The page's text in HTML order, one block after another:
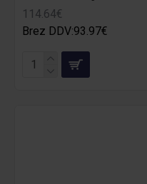
114.64€
Brez DDV:93.97€